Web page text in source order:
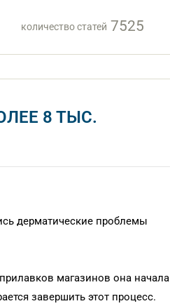
количество статей 7525
8 ТЫС.
дерматические проблемы
магазинов она начала
завершить этот процесс.